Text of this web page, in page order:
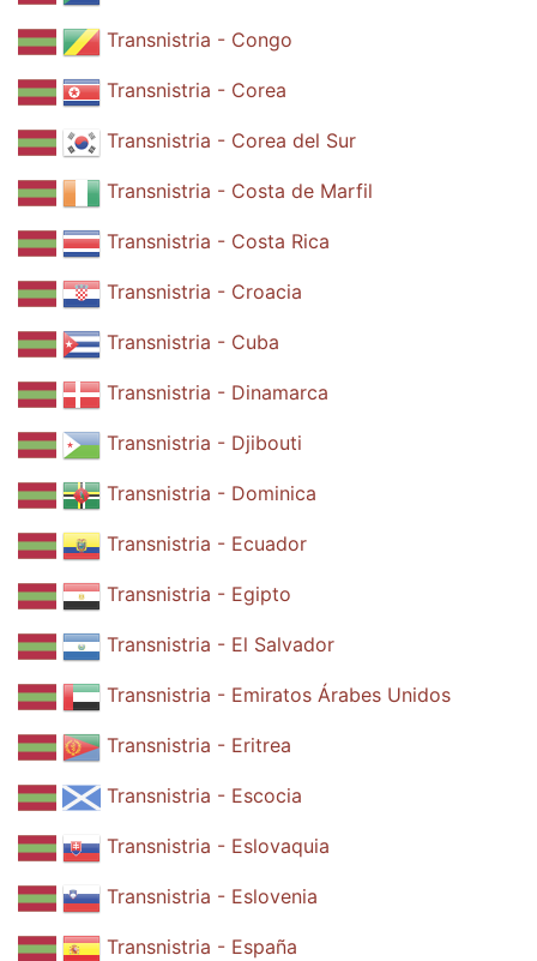
Transnistria - Congo
Transnistria - Corea
Transnistria - Corea del Sur
Transnistria - Costa de Marfil
Transnistria - Costa Rica
Transnistria - Croacia
Transnistria - Cuba
Transnistria - Dinamarca
Transnistria - Djibouti
Transnistria - Dominica
Transnistria - Ecuador
Transnistria - Egipto
Transnistria - El Salvador
Transnistria - Emiratos Árabes Unidos
Transnistria - Eritrea
Transnistria - Escocia
Transnistria - Eslovaquia
Transnistria - Eslovenia
Transnistria - España